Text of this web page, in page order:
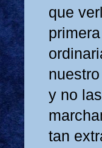
que
y no
tan